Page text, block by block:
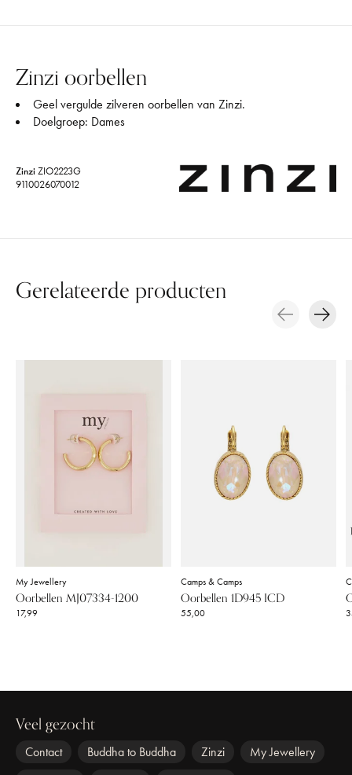
Zinzi oorbellen
Geel vergulde zilveren oorbellen van Zinzi.
Doelgroep: Dames
ZinziZIO2223G
9110026070012
Gerelateerde producten
My Jewellery
Oorbellen MJ07334-1200
17,99
Camps & Camps
Oorbellen 1D945 ICD
55,00
Veel gezocht
Contact Buddha to Buddha Zinzi
My Jewellery